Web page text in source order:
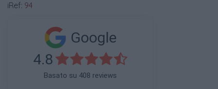
iRef: 94
Google
4.8
Basato su 408 reviews